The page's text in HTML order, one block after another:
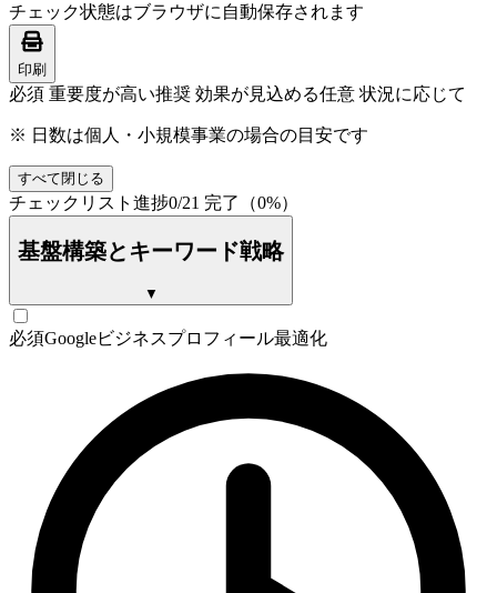
チェック状態はブラウザに自動保存されます
印刷
必須 重要度が高い推奨 効果が見込める任意 状況に応じて
※ 日数は個人・小規模事業の場合の目安です
すべて閉じる
チェックリスト進捗0/21 完了（0%）
基盤構築とキーワード戦略
▼
必須Googleビジネスプロフィール最適化